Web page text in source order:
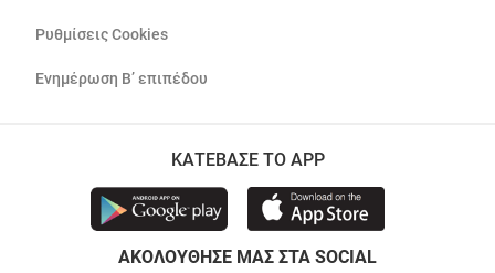
Ρυθμίσεις Cookies
Ενημέρωση Β’ επιπέδου
ΚΑΤΕΒΑΣΕ ΤΟ APP
ΑΚΟΛΟΥΘΗΣΕ ΜΑΣ ΣΤΑ SOCIAL